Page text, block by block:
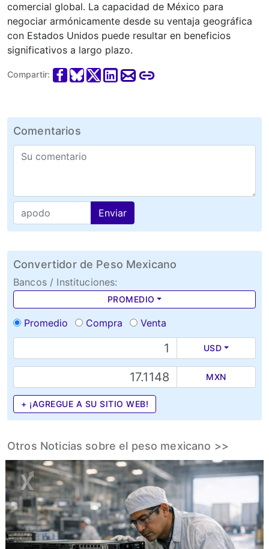
comercial global. La capacidad de México para
negociar armónicamente desde su ventaja geográfica
con Estados Unidos puede resultar en beneficios
significativos a largo plazo.
Compartir:
Comentarios
Enviar
Convertidor de Peso Mexicano
Bancos / Instituciones:
PROMEDIO
Promedio Compra Venta
USD
MXN
+ ¡AGREGUE A SU SITIO WEB!
Otros Noticias sobre el peso mexicano >>